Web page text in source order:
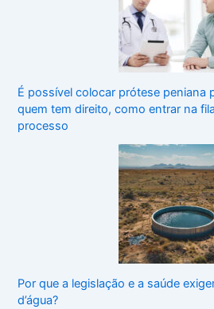
É possível colocar prótese peniana
quem tem direito, como entrar na
processo
Por que a legislação e a saúde
d’água?